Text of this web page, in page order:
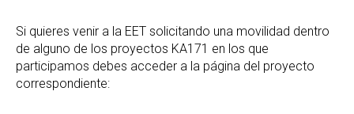
Si quieres venir a la EET solicitando una movilidad dentro
de alguno de los proyectos KA171 en los que
participamos debes acceder a la página del proyecto
correspondiente: